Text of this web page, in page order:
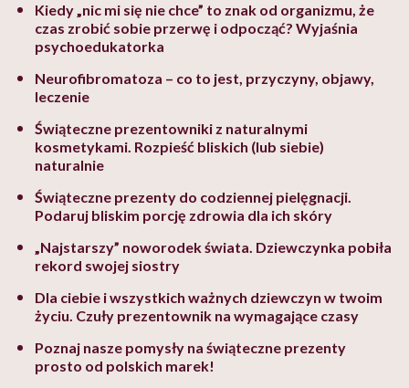
Kiedy „nic mi się nie chce” to znak od organizmu, że
czas zrobić sobie przerwę i odpocząć? Wyjaśnia
psychoedukatorka
Neurofibromatoza – co to jest, przyczyny, objawy,
leczenie
Świąteczne prezentowniki z naturalnymi
kosmetykami. Rozpieść bliskich (lub siebie)
naturalnie
Świąteczne prezenty do codziennej pielęgnacji.
Podaruj bliskim porcję zdrowia dla ich skóry
„Najstarszy” noworodek świata. Dziewczynka pobiła
rekord swojej siostry
Dla ciebie i wszystkich ważnych dziewczyn w twoim
życiu. Czuły prezentownik na wymagające czasy
Poznaj nasze pomysły na świąteczne prezenty
prosto od polskich marek!